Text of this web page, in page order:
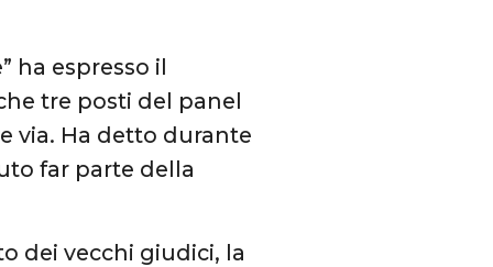
ha espresso il
tre posti del panel
via. Ha detto durante
far parte della
dei vecchi giudici, la